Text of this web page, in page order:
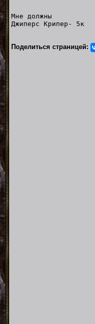
Мне должны
Джиперс Крипер- 5к
Поделиться страницей: